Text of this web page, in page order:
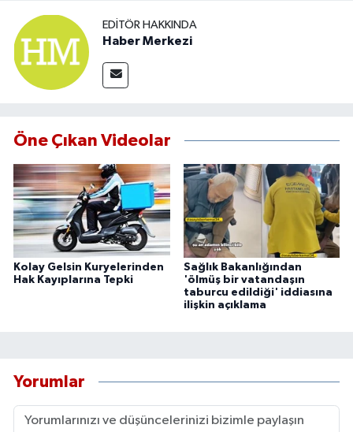
EDITÖR HAKKINDA
Haber Merkezi
Öne Çıkan Videolar
Kolay Gelsin Kuryelerinden
Hak Kayıplarına Tepki
Sağlık Bakanlığından
'ölmüş bir vatandaşın
taburcu edildiği' iddiasına
ilişkin açıklama
Yorumlar